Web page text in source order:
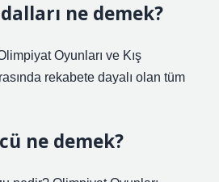
ne demek?
Oyunları ve Kış
rekabete dayalı olan tüm
ne demek?